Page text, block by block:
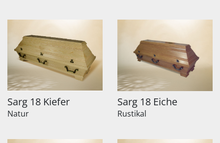
Sarg 18 Kiefer
Natur
Sarg 18 Eiche
Rustikal